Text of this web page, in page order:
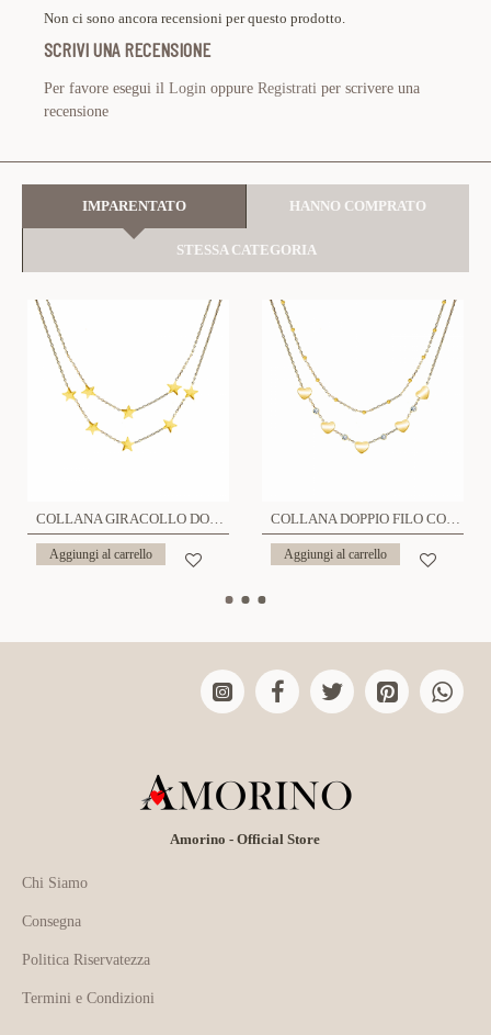
Non ci sono ancora recensioni per questo prodotto.
SCRIVI UNA RECENSIONE
Per favore esegui il Login oppure Registrati per scrivere una
recensione
IMPARENTATO HANNO COMPRATO
STESSA CATEGORIA
COLLANA GIRACOLLO DOPPIO FILO CON STELLA - JN219188C97
Aggiungi al carrello
COLLANA DOPPIO FILO CON CUORI E ZIRCONI - JN219188D2
Aggiungi al carrello
Amorino - Official Store
Chi Siamo
Consegna
Politica Riservatezza
Termini e Condizioni